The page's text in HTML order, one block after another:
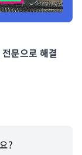
문으로 해결
?